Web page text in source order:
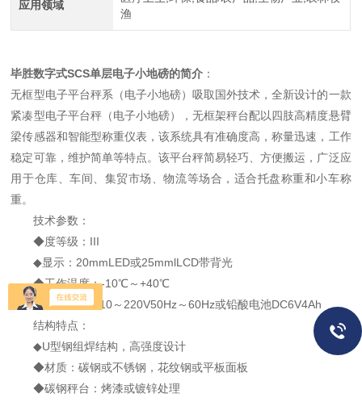
应用领域
渔
毕胜数字式SCS单层电子小地磅的简介 ：
无框型电子平台秤系（电子小地磅）吸取国外技术，全新设计的一款
紧凑型电子平台秤（电子小地磅），无框架秤台配以四肢高精度悬臂
梁传感器和智能型称重仪表，该系统具有准确度高，称量迅速，工作
稳定可靠，维护简单等特点。该平台秤简易轻巧、方便搬运，广泛应
用于仓库、车间、集贸市场、物流等场合，适合托盘称重和小车称
重。
技术参数：
◆度等级：III
◆显示：20mmLED或25mmlLCD带背光
◆工作温度：-10℃～+40℃
◆电源：AC110～220V50Hz～60Hz或铅酸电池DC6V4Ah
结构特点：
◆U型钢组焊结构，高强度设计
◆材质：碳钢或不锈钢，花纹钢或平板面板
◆碳钢秤台：烤漆或镀锌处理